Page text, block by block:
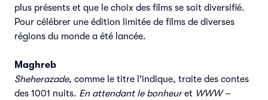
plus présents et que le choix des films se soit diversifié.
Pour célébrer une édition limitée de films de diverses
régions du monde a été lancée.
Maghreb
Sheherazade, comme le titre l'indique, traite des contes
des 1001 nuits. En attendant le bonheuret WWW –